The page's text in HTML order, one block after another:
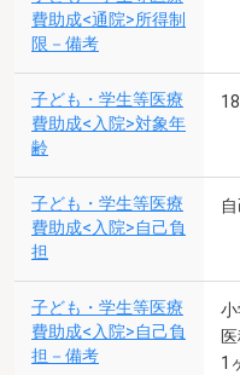
費助成<通院>所得制
限－備考
子ども・学生等医療
費助成<入院>対象年
齢
子ども・学生等医療
費助成<入院>自己負
担
子ども・学生等医療
費助成<入院>自己負
担－備考
1